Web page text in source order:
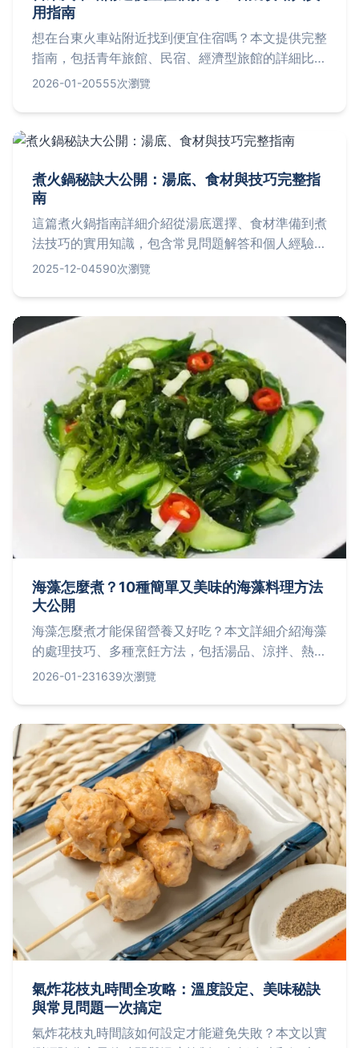
用指南
想在台東火車站附近找到便宜住宿嗎？本文提供完整
指南，包括青年旅館、民宿、經濟型旅館的詳細比
較、預算規劃技巧、常見問題解答，以及個人真實經
2026-01-20555次瀏覽
煮火鍋秘訣大公開：湯底、食材與技巧完整指
南
這篇煮火鍋指南詳細介紹從湯底選擇、食材準備到煮
法技巧的實用知識，包含常見問題解答和個人經驗分
享。無論是新手或老手，都能學會如何煮出美味火
2025-12-04590次瀏覽
海藻怎麼煮？10種簡單又美味的海藻料理方法
大公開
海藻怎麼煮才能保留營養又好吃？本文詳細介紹海藻
的處理技巧、多種烹飪方法，包括湯品、涼拌、熱炒
等，並提供實用食譜與常見問題解答，讓你輕鬆成為
2026-01-231639次瀏覽
氣炸花枝丸時間全攻略：溫度設定、美味秘訣
與常見問題一次搞定
氣炸花枝丸時間該如何設定才能避免失敗？本文以實